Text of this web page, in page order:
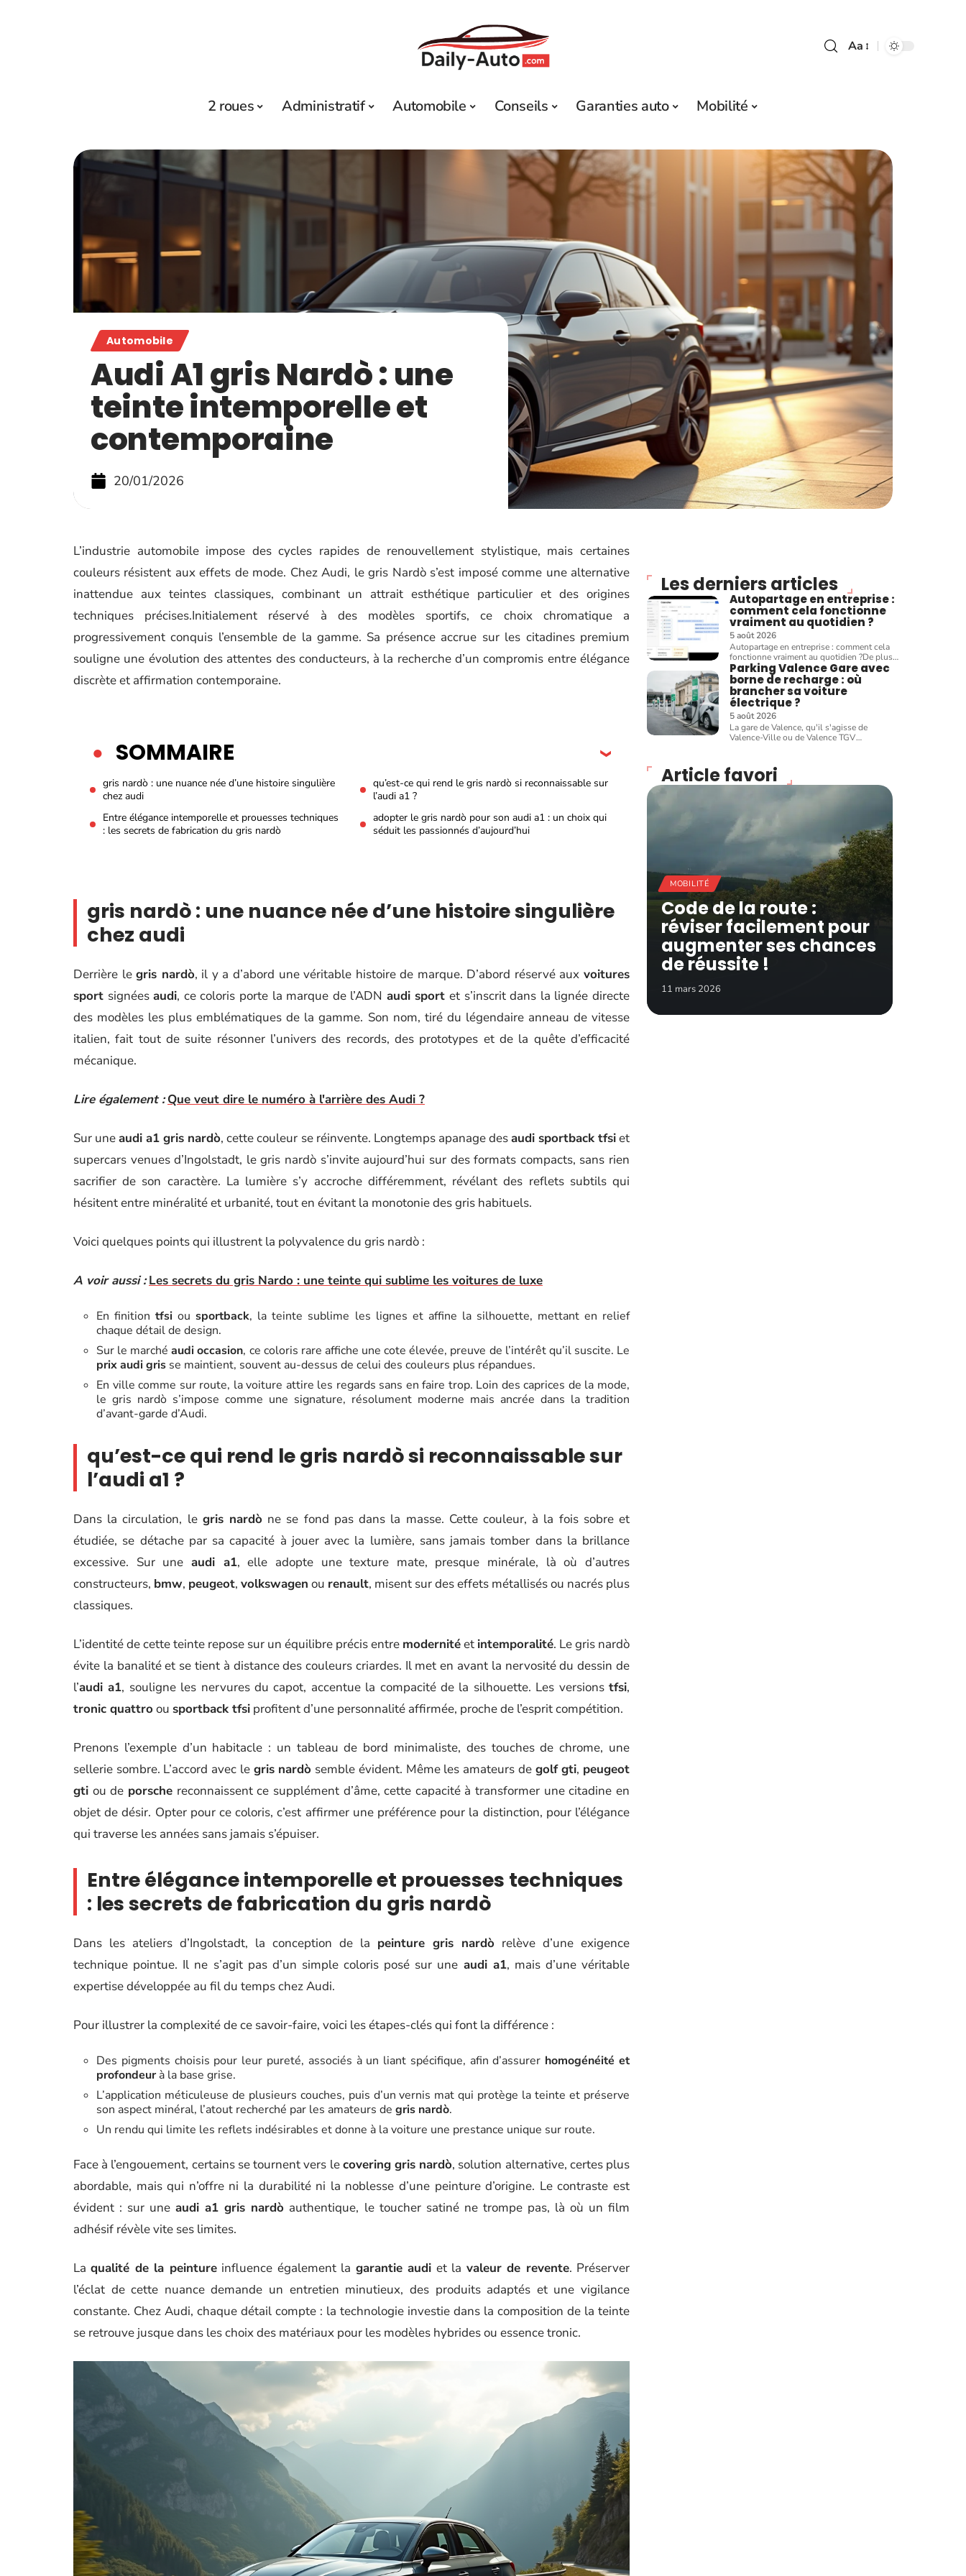
Aa
2 roues Administratif Automobile Conseils Garanties auto Mobilité
Automobile
Audi A1 gris Nardò : une
teinte intemporelle et
contemporaine
20/01/2026
L’industrie automobile impose des cycles rapides de renouvellement stylistique, mais certaines
couleurs résistent aux effets de mode. Chez Audi, le gris Nardò s’est imposé comme une alternative
inattendue aux teintes classiques, combinant un attrait esthétique particulier et des origines
techniques précises.Initialement réservé à des modèles sportifs, ce choix chromatique a
progressivement conquis l’ensemble de la gamme. Sa présence accrue sur les citadines premium
souligne une évolution des attentes des conducteurs, à la recherche d’un compromis entre élégance
discrète et affirmation contemporaine.
SOMMAIRE
gris nardò : une nuance née d’une histoire singulière
chez audi
qu’est-ce qui rend le gris nardò si reconnaissable sur
l’audi a1 ?
Entre élégance intemporelle et prouesses techniques
: les secrets de fabrication du gris nardò
adopter le gris nardò pour son audi a1 : un choix qui
séduit les passionnés d’aujourd’hui
gris nardò : une nuance née d’une histoire singulière
chez audi
Derrière legris nardò, il y a d’abord une véritable histoire de marque. D’abord réservé aux voitures
sport signéesaudi, ce coloris porte la marque de l’ADN audi sport et s’inscrit dans la lignée directe
des modèles les plus emblématiques de la gamme. Son nom, tiré du légendaire anneau de vitesse
italien, fait tout de suite résonner l’univers des records, des prototypes et de la quête d’efficacité
mécanique.
Lire également : Que veut dire le numéro à l'arrière des Audi ?
Sur uneaudi a1 gris nardò, cette couleur se réinvente. Longtemps apanage desaudi sportback tfsiet
supercars venues d’Ingolstadt, le gris nardò s’invite aujourd’hui sur des formats compacts, sans rien
sacrifier de son caractère. La lumière s’y accroche différemment, révélant des reflets subtils qui
hésitent entre minéralité et urbanité, tout en évitant la monotonie des gris habituels.
Voici quelques points qui illustrent la polyvalence du gris nardò :
A voir aussi : Les secrets du gris Nardo : une teinte qui sublime les voitures de luxe
En finitiontfsi ousportback, la teinte sublime les lignes et affine la silhouette, mettant en relief
chaque détail de design.
Sur le marchéaudi occasion, ce coloris rare affiche une cote élevée, preuve de l’intérêt qu’il suscite. Le
prix audi gris se maintient, souvent au-dessus de celui des couleurs plus répandues.
En ville comme sur route, la voiture attire les regards sans en faire trop. Loin des caprices de la mode,
le gris nardò s’impose comme une signature, résolument moderne mais ancrée dans la tradition
d’avant-garde d’Audi.
qu’est-ce qui rend le gris nardò si reconnaissable sur
l’audi a1 ?
Dans la circulation, le gris nardò ne se fond pas dans la masse. Cette couleur, à la fois sobre et
étudiée, se détache par sa capacité à jouer avec la lumière, sans jamais tomber dans la brillance
excessive. Sur une audi a1, elle adopte une texture mate, presque minérale, là où d’autres
constructeurs, bmw, peugeot, volkswagen ou renault, misent sur des effets métallisés ou nacrés plus
classiques.
L’identité de cette teinte repose sur un équilibre précis entre modernitéet intemporalité. Le gris nardò
évite la banalité et se tient à distance des couleurs criardes. Il met en avant la nervosité du dessin de
l’audi a1, souligne les nervures du capot, accentue la compacité de la silhouette. Les versionstfsi,
tronic quattro ou sportback tfsi profitent d’une personnalité affirmée, proche de l’esprit compétition.
Prenons l’exemple d’un habitacle : un tableau de bord minimaliste, des touches de chrome, une
sellerie sombre. L’accord avec le gris nardò semble évident. Même les amateurs de golf gti, peugeot
gti ou de porschereconnaissent ce supplément d’âme, cette capacité à transformer une citadine en
objet de désir. Opter pour ce coloris, c’est affirmer une préférence pour la distinction, pour l’élégance
qui traverse les années sans jamais s’épuiser.
Entre élégance intemporelle et prouesses techniques
: les secrets de fabrication du gris nardò
Dans les ateliers d’Ingolstadt, la conception de la peinture gris nardò relève d’une exigence
technique pointue. Il ne s’agit pas d’un simple coloris posé sur une audi a1, mais d’une véritable
expertise développée au fil du temps chez Audi.
Pour illustrer la complexité de ce savoir-faire, voici les étapes-clés qui font la différence :
Des pigments choisis pour leur pureté, associés à un liant spécifique, afin d’assurer homogénéité et
profondeur à la base grise.
L’application méticuleuse de plusieurs couches, puis d’un vernis mat qui protège la teinte et préserve
son aspect minéral, l’atout recherché par les amateurs de gris nardò.
Un rendu qui limite les reflets indésirables et donne à la voiture une prestance unique sur route.
Face à l’engouement, certains se tournent vers lecovering gris nardò, solution alternative, certes plus
abordable, mais qui n’offre ni la durabilité ni la noblesse d’une peinture d’origine. Le contraste est
évident : sur uneaudi a1 gris nardò authentique, le toucher satiné ne trompe pas, là où un film
adhésif révèle vite ses limites.
Laqualité de la peintureinfluence également la garantie audi et la valeur de revente. Préserver
l’éclat de cette nuance demande un entretien minutieux, des produits adaptés et une vigilance
constante. Chez Audi, chaque détail compte : la technologie investie dans la composition de la teinte
se retrouve jusque dans les choix des matériaux pour les modèles hybrides ou essence tronic.
Les derniers articles
Autopartage en entreprise :
comment cela fonctionne
vraiment au quotidien ?
5 août 2026
Autopartage en entreprise : comment cela
fonctionne vraiment au quotidien ?De plus…
Parking Valence Gare avec
borne de recharge : où
brancher sa voiture
électrique ?
5 août 2026
La gare de Valence, qu'il s'agisse de
Valence-Ville ou de Valence TGV…
Article favori
MOBILITÉ
Code de la route :
réviser facilement pour
augmenter ses chances
de réussite !
11 mars 2026